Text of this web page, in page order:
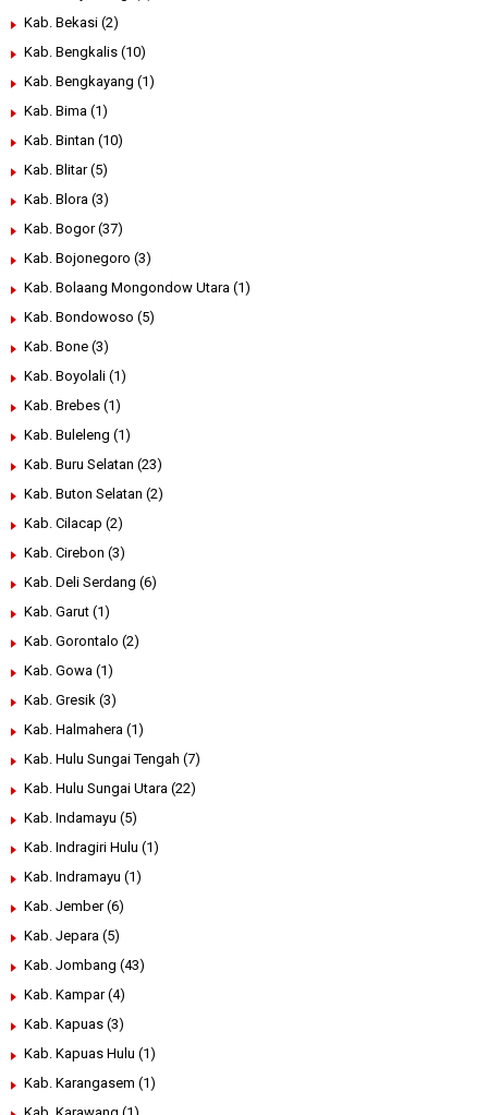
Kab. Bekasi (2)
Kab. Bengkalis (10)
Kab. Bengkayang (1)
Kab. Bima (1)
Kab. Bintan (10)
Kab. Blitar (5)
Kab. Blora (3)
Kab. Bogor (37)
Kab. Bojonegoro (3)
Kab. Bolaang Mongondow Utara (1)
Kab. Bondowoso (5)
Kab. Bone (3)
Kab. Boyolali (1)
Kab. Brebes (1)
Kab. Buleleng (1)
Kab. Buru Selatan (23)
Kab. Buton Selatan (2)
Kab. Cilacap (2)
Kab. Cirebon (3)
Kab. Deli Serdang (6)
Kab. Garut (1)
Kab. Gorontalo (2)
Kab. Gowa (1)
Kab. Gresik (3)
Kab. Halmahera (1)
Kab. Hulu Sungai Tengah (7)
Kab. Hulu Sungai Utara (22)
Kab. Indamayu (5)
Kab. Indragiri Hulu (1)
Kab. Indramayu (1)
Kab. Jember (6)
Kab. Jepara (5)
Kab. Jombang (43)
Kab. Kampar (4)
Kab. Kapuas (3)
Kab. Kapuas Hulu (1)
Kab. Karangasem (1)